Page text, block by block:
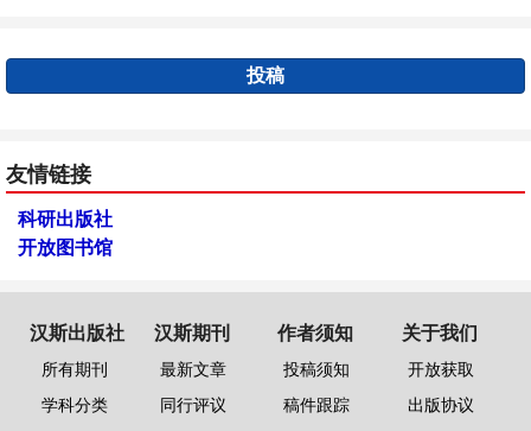
投稿
友情链接
科研出版社
开放图书馆
汉斯出版社
所有期刊
学科分类
汉斯期刊
最新文章
同行评议
作者须知
投稿须知
稿件跟踪
关于我们
开放获取
出版协议